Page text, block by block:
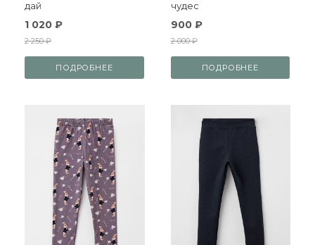
дай
1 020 ₽
2 250 ₽
ПОДРОБНЕЕ
чудес
900 ₽
2 000 ₽
ПОДРОБНЕЕ